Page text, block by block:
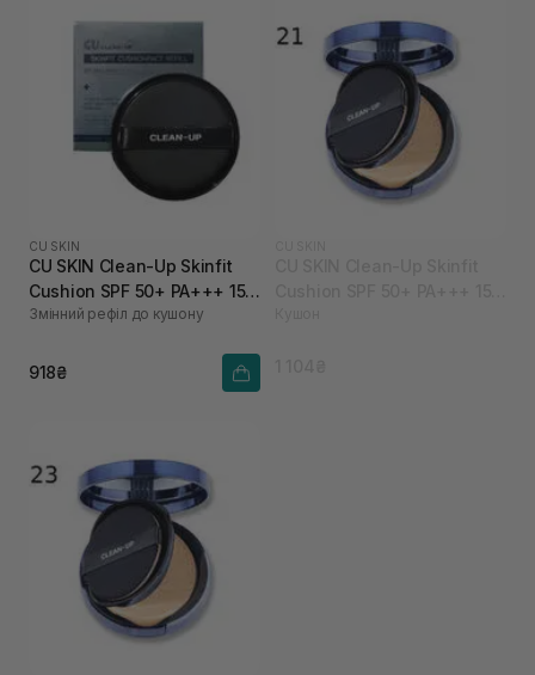
CU SKIN
CU SKIN Clean-Up Skinfit
Cushion SPF 50+ PA+++ 15 г
21 тон
Змінний рефіл до кушону
918₴